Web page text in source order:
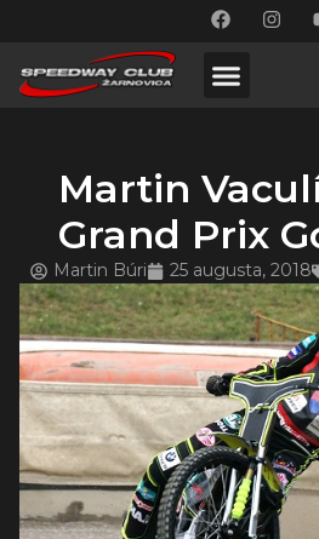
Martin
Grand Prix
Martin Búri 25 augusta, 2018